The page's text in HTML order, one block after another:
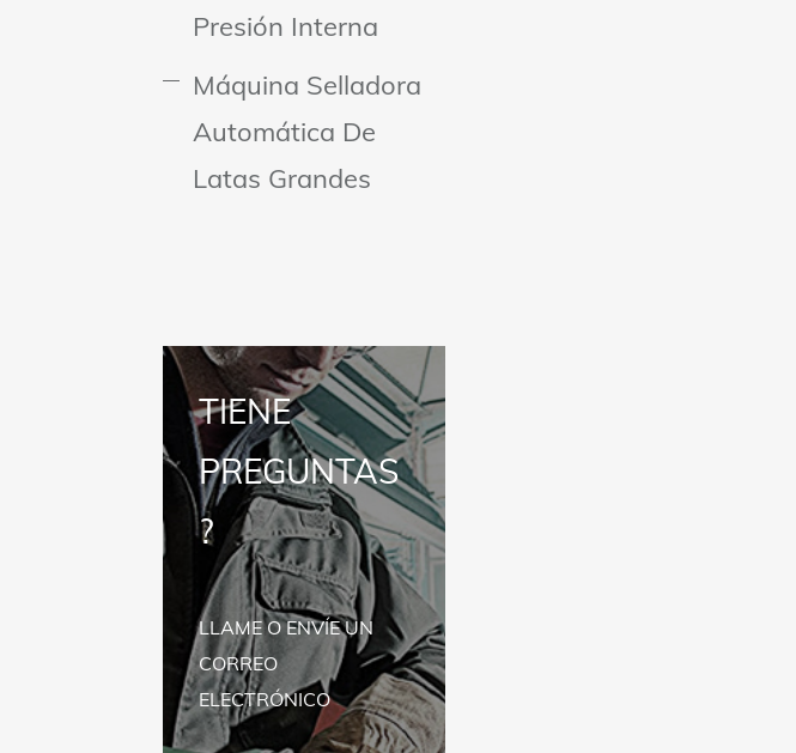
Presión Interna
Máquina Selladora
Automática De
Latas Grandes
TIENE
PREGUNTAS
?
LLAME O ENVÍE UN
CORREO
ELECTRÓNICO